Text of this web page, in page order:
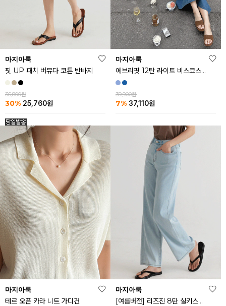
마지아룩
핏 UP 패치 버뮤다 코튼 반바지
36,800원
30% 25,760원
마지아룩
에브리핏 12탄 라이트 비스코스 쿨 데님 스커트
39,900원
7% 37,110원
마지아룩
테르 오픈 카라 니트 가디건
마지아룩
[여름버전] 리즈진 8탄 실키스판 와이드 아이스 데님 팬츠